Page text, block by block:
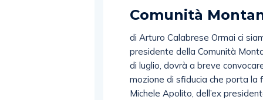
Comunità
di Arturo Calabrese Ormai ci
presidente della Comunità
di luglio, dovrà a breve
mozione di sfiducia che porta la
Michele Apolito, dell’ex